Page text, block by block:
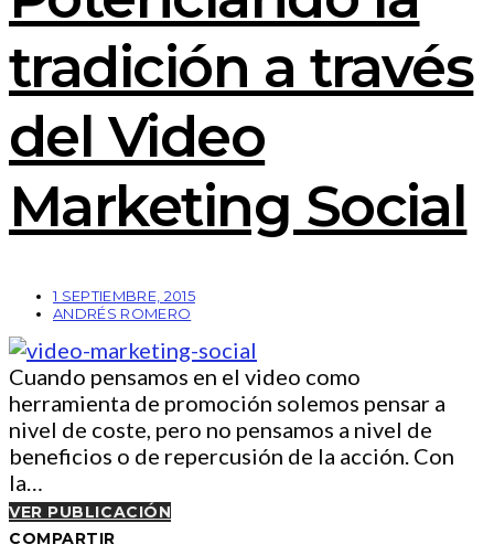
tradición a través
del Video
Marketing Social
1 SEPTIEMBRE, 2015
ANDRÉS ROMERO
Cuando pensamos en el video como
herramienta de promoción solemos pensar a
nivel de coste, pero no pensamos a nivel de
beneficios o de repercusión de la acción. Con
la…
VER PUBLICACIÓN
COMPARTIR